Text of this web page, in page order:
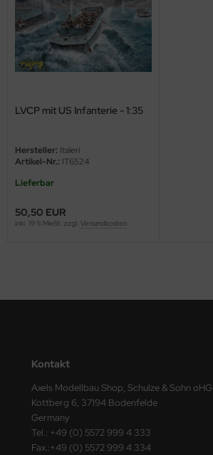
LVCP mit US Infanterie - 1:35
Hersteller: Italeri
Artikel-Nr.: IT6524
Lieferbar
50,50 EUR
inkl. 19 % MwSt. zzgl. Versandkosten
Kontakt
Axels Modellbau Shop, Schulze & Sohn oHG
Kottberg 6, 37194 Bodenfelde
Germany
Tel.: +49 (0) 5572 999 4 333
Fax.:+49 (0) 5572 999 4 334
Hawk Model
Box LTD
Model